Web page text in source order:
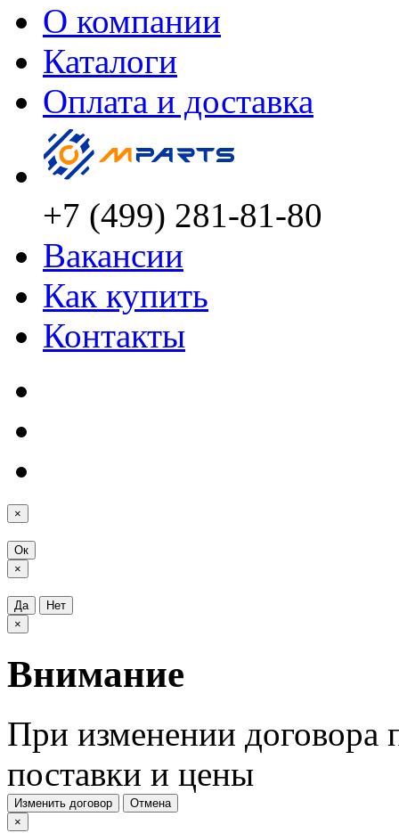
О компании
Каталоги
Оплата и доставка
+7 (499) 281-81-80
Вакансии
Как купить
Контакты
×
Ок
×
Да
Нет
×
Внимание
При изменении договора
поставки и цены
Изменить договор
Отмена
×